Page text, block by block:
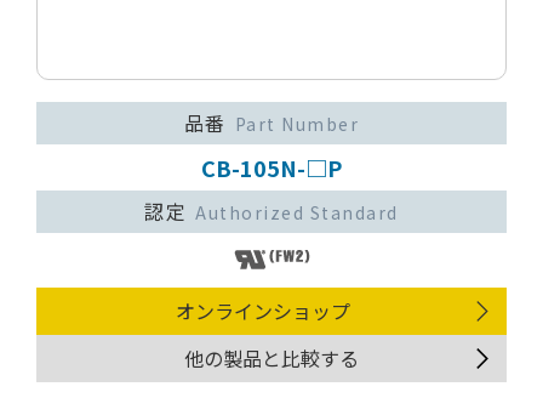
品番 Part Number
CB-105N-□P
認定 Authorized Standard
オンラインショップ
他の製品と比較する